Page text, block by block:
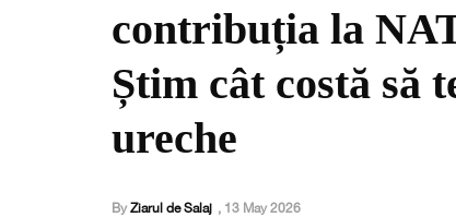
contribuția la
Știm cât costă să
ureche
By Ziarul de Salaj , 13 May 2026